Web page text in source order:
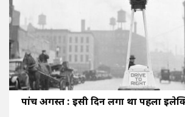
पांच अगस्त : इसी दिन लगा था पहला